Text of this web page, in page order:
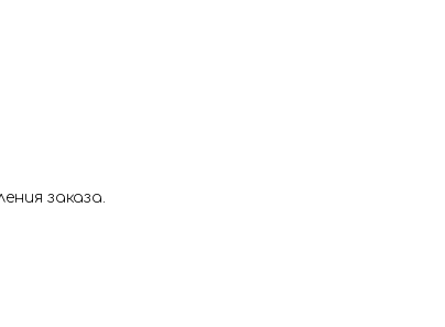
заказа.